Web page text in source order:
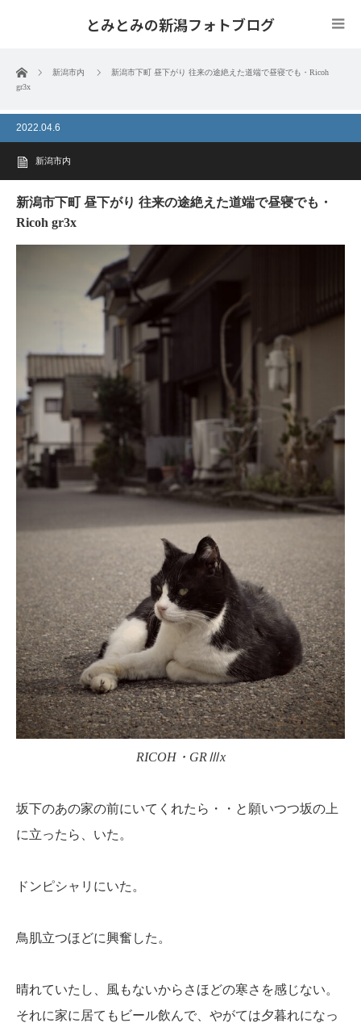
とみとみの新潟フォトブログ
ホーム 新潟市内
新潟市下町 昼下がり 往来の途絶えた道端で昼寝でも・Ricoh
gr3x
2022.04.6
新潟市内
新潟市下町 昼下がり 往来の途絶えた道端で昼寝でも・
Ricoh gr3x
RICOH・GRⅢx
坂下のあの家の前にいてくれたら・・と願いつつ坂の上
に立ったら、いた。
ドンピシャリにいた。
鳥肌立つほどに興奮した。
晴れていたし、風もないからさほどの寒さを感じない。
それに家に居てもビール飲んで、やがては夕暮れになっ